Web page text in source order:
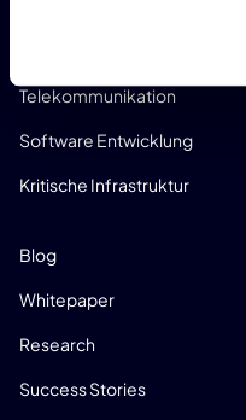
Telekommunikation
Software Entwicklung
Kritische Infrastruktur
Blog
Whitepaper
Research
Success Stories